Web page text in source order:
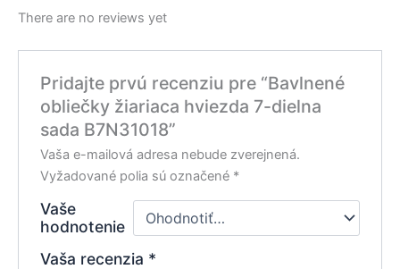
There are no reviews yet
Pridajte prvú recenziu pre “Bavlnené
obliečky žiariaca hviezda 7-dielna
sada B7N31018”
Vaša e-mailová adresa nebude zverejnená.
Vyžadované polia sú označené *
Vaše
hodnotenie
Vaša recenzia *